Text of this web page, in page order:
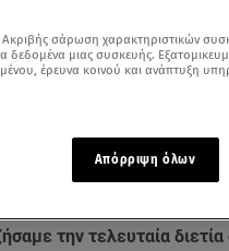
σας
star.gr on Google
την τελευταία
σάρωση χαρακτηριστικών
μιας συσκευής.
έρευνα κοινού και ανάπτυξη
Απόρριψη όλων